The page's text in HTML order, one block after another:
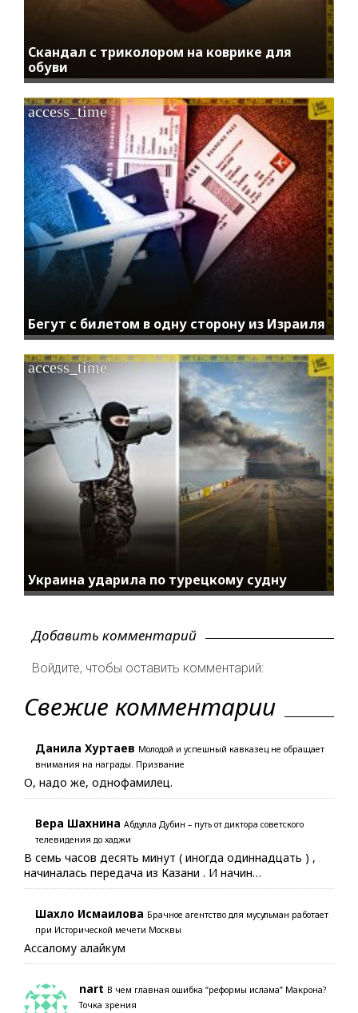
Скандал с триколором на коврике для
обуви
Бегут с билетом в одну сторону из Израиля
access_time
Украина ударила по турецкому судну
access_time
Добавить комментарий
Войдите, чтобы оставить комментарий:
Свежие комментарии
Данила Хуртаев Молодой и успешный кавказец не обращает
внимания на награды. Призвание
О, надо же, однофамилец.
Вера Шахнина Абдулла Дубин – путь от диктора советского
телевидения до хаджи
В семь часов десять минут ( иногда одиннадцать ) ,
начиналась передача из Казани . И начин…
Шахло Исмаилова Брачное агентство для мусульман работает
при Исторической мечети Москвы
Ассалому алайкум
nart В чем главная ошибка “реформы ислама” Макрона?
Точка зрения